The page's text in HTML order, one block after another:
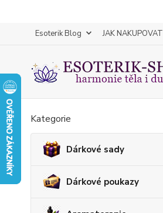
Esoterik Blog JAK NAKUPOVAT
Kategorie
Dárkové sady
Dárkové poukazy